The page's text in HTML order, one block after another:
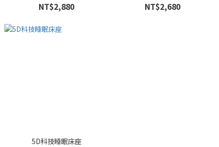
NT$2,880 NT$2,680
5D科技睡眠床座